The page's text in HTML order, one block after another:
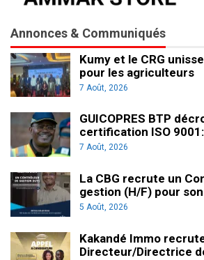
Annonces & Communiqués
Kumy et le CRG
pour les agriculteurs
7 Août, 2026
GUICOPRES BTP
certification ISO
7 Août, 2026
La CBG recrute un
gestion (H/F) pour
5 Août, 2026
Kakandé Immo
Directeur/Directrice